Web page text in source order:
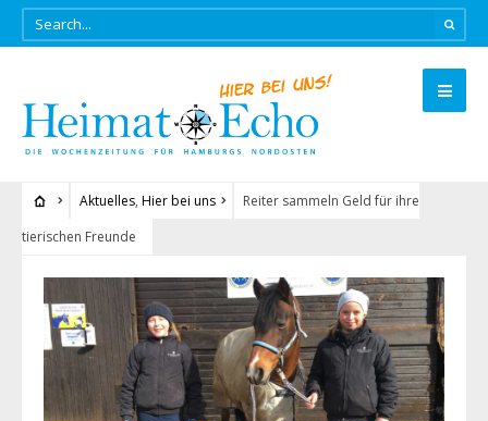
Aktuelles, Hier bei uns
Reiter sammeln Geld für ihre
tierischen Freunde